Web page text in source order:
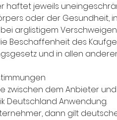
haftet jeweils
oder der Gesundheit,
bei arglistigem
Beschaffenheit des
und in allen
zwischen dem Anbieter
Deutschland Anwendung.
dann gilt